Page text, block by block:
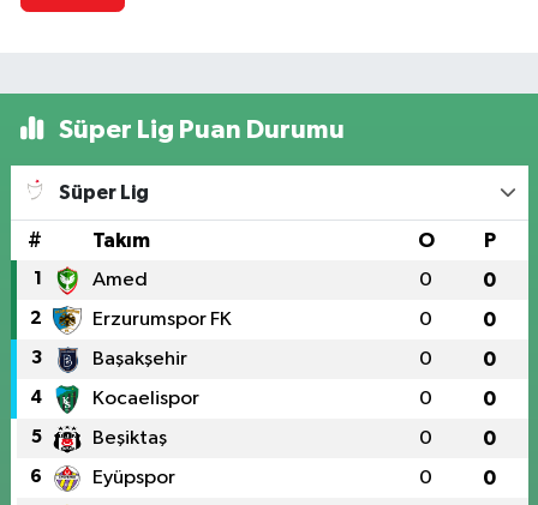
Süper Lig Puan Durumu
Süper Lig
# Takım O P
1 Amed 0 0
2 Erzurumspor FK 0 0
3 Başakşehir 0 0
4 Kocaelispor 0 0
5 Beşiktaş 0 0
6 Eyüpspor 0 0